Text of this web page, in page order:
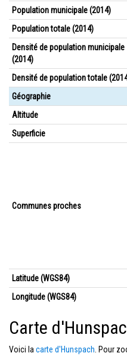
Population municipale (2014)
Population totale (2014)
Densité de population municipale
(2014)
Densité de population totale
Géographie
Altitude
Superficie
Communes proches
Latitude (WGS84)
Longitude (WGS84)
Carte
Voici la carte d'Hunspach . Pour